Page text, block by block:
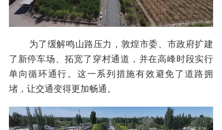
为了缓解鸣山路压力，敦煌市委、市政府扩建
了新停车场、拓宽了穿村通道，并在高峰时段实行
单向循环通行。这一系列措施有效避免了道路拥
堵，让交通变得更加畅通。